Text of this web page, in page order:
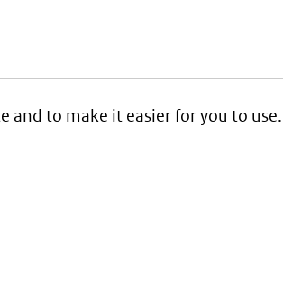
and to make it easier for you to